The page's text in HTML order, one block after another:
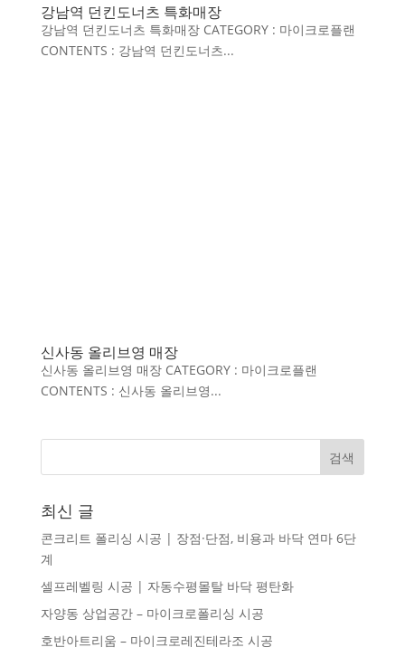
강남역 던킨도너츠 특화매장
강남역 던킨도너츠 특화매장 CATEGORY : 마이크로플랜
CONTENTS : 강남역 던킨도너츠...
신사동 올리브영 매장
신사동 올리브영 매장 CATEGORY : 마이크로플랜
CONTENTS : 신사동 올리브영...
최신 글
콘크리트 폴리싱 시공 | 장점·단점, 비용과 바닥 연마 6단
계
셀프레벨링 시공 | 자동수평몰탈 바닥 평탄화
자양동 상업공간 – 마이크로폴리싱 시공
호반아트리움 – 마이크로레진테라조 시공